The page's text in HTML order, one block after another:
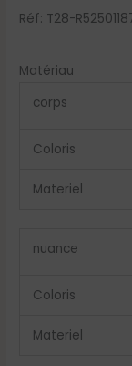
Réf: T28-
Matériau
corps
Coloris
Materiel
nuance
Coloris
Materiel